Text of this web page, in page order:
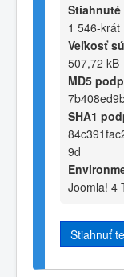
Stiahnuté
1 546-krát
Veľkosť
507,72 kB
MD5
SHA1
9d
Joomla! 4
Stiahnuť